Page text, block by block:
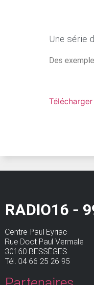
Une série
Des
RADIO16 -
Centre Paul Eyriac
Rue Doct Paul Vermale
30160 BESSÈGES
Tél. 04 66 25 26 95